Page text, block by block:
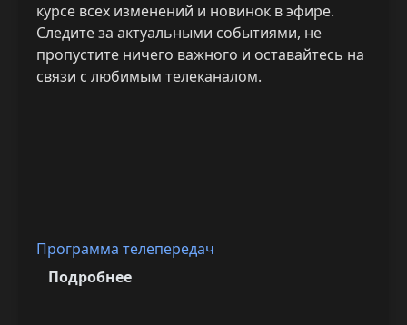
курсе всех изменений и новинок в эфире.
Следите за актуальными событиями, не
пропустите ничего важного и оставайтесь на
связи с любимым телеканалом.
Программа телепередач
Подробнее